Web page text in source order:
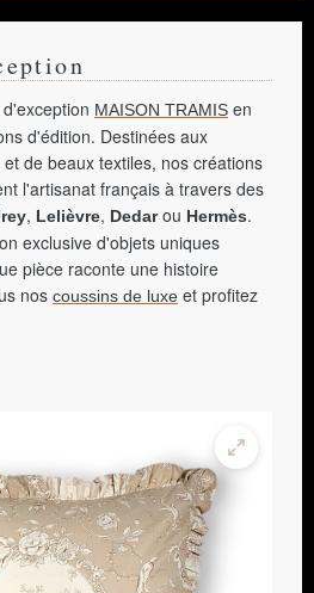
MAISON TRAMIS en
d'édition. Destinées aux
de beaux textiles, nos créations
l'artisanat français à travers des
, Lelièvre, Dedarou Hermès.
exclusive d'objets uniques
pièce raconte une histoire
nos coussins de luxe et profitez